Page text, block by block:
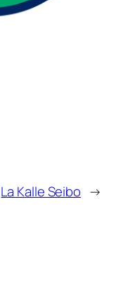
La Kalle Seibo →